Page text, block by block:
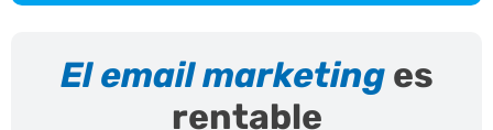
El email marketing es
rentable